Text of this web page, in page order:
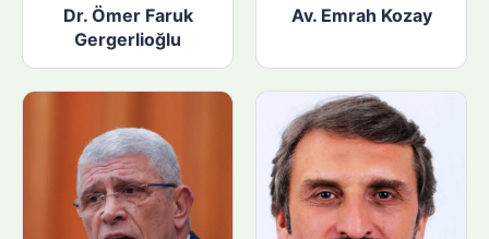
Dr. Ömer Faruk
Gergerlioğlu
Av. Emrah Kozay